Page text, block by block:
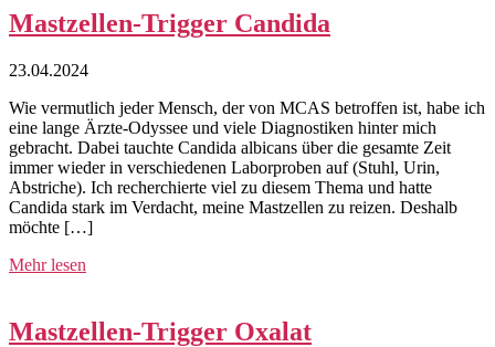
Mastzellen-Trigger Candida
23.04.2024
Wie vermutlich jeder Mensch, der von MCAS betroffen ist, habe ich
eine lange Ärzte-Odyssee und viele Diagnostiken hinter mich
gebracht. Dabei tauchte Candida albicans über die gesamte Zeit
immer wieder in verschiedenen Laborproben auf (Stuhl, Urin,
Abstriche). Ich recherchierte viel zu diesem Thema und hatte
Candida stark im Verdacht, meine Mastzellen zu reizen. Deshalb
möchte […]
Mehr lesen
Mastzellen-Trigger Oxalat